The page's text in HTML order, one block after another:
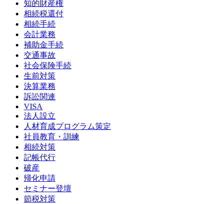
知的財産権
相続税還付
相続手続
会計業務
補助金手続
交通事故
社会保険手続
生前対策
決算業務
訴訟関連
VISA
法人設立
人材育成プログラム策定
社員教育・訓練
相続対策
記帳代行
破産
帰化申請
セミナー登壇
節税対策